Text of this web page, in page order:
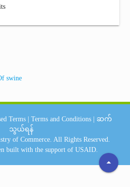
swine
arrow_drop_up
Terms Terms and Conditions
ဆက်
သွယ်ရန်
of Commerce. All Rights Reserved.
built with the support of USAID.